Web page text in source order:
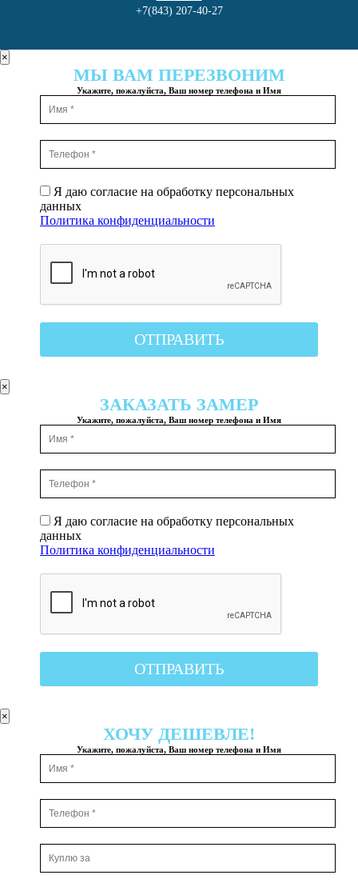
+7(843) 207-40-27
×
МЫ ВАМ ПЕРЕЗВОНИМ
Укажите, пожалуйста, Ваш номер телефона и Имя
Я даю согласие на обработку персональных
данных
Политика конфиденциальности
×
ЗАКАЗАТЬ ЗАМЕР
Укажите, пожалуйста, Ваш номер телефона и Имя
Я даю согласие на обработку персональных
данных
Политика конфиденциальности
×
ХОЧУ ДЕШЕВЛЕ!
Укажите, пожалуйста, Ваш номер телефона и Имя